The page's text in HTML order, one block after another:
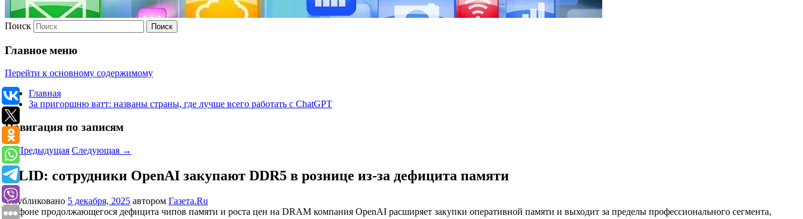
Поиск
Главное меню
Перейти к основному содержимому
Главная
За пригоршню ватт: названы страны, где лучше всего работать с ChatGPT
Навигация по записям
←Предыдущая Следующая →
MLID: сотрудники OpenAI закупают DDR5 в рознице из-за дефицита памяти
Опубликовано 5 декабря, 2025 автором Газета.Ru
На фоне продолжающегося дефицита чипов памяти и роста цен на DRAM компания OpenAI расширяет закупки оперативной памяти и выходит за пределы профессионального сегмента,